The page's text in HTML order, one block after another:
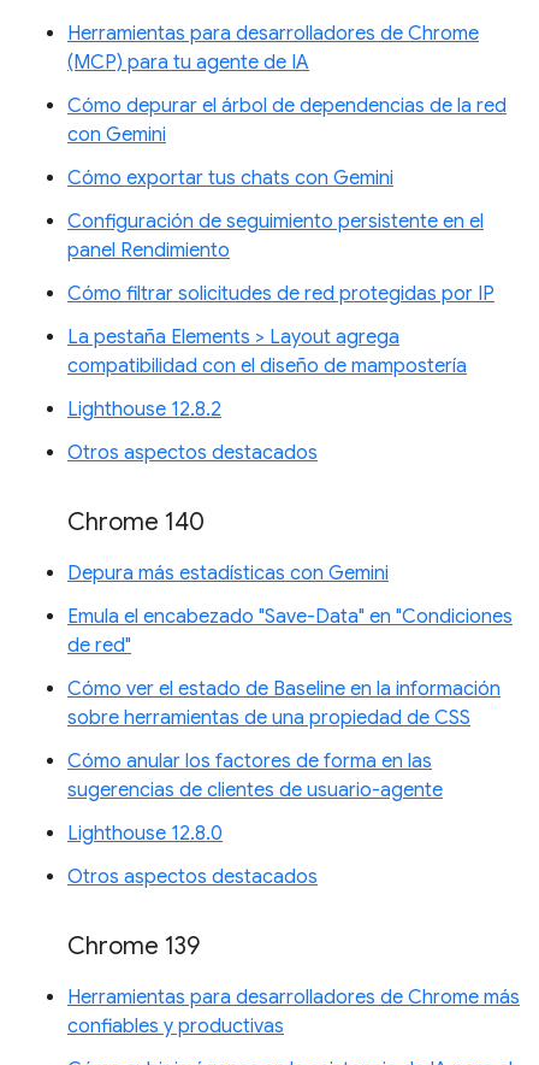
Herramientas para desarrolladores de Chrome
(MCP) para tu agente de IA
Cómo depurar el árbol de dependencias de la red
con Gemini
Cómo exportar tus chats con Gemini
Configuración de seguimiento persistente en el
panel Rendimiento
Cómo filtrar solicitudes de red protegidas por IP
La pestaña Elements > Layout agrega
compatibilidad con el diseño de mampostería
Lighthouse 12.8.2
Otros aspectos destacados
Chrome 140
Depura más estadísticas con Gemini
Emula el encabezado "Save-Data" en "Condiciones
de red"
Cómo ver el estado de Baseline en la información
sobre herramientas de una propiedad de CSS
Cómo anular los factores de forma en las
sugerencias de clientes de usuario-agente
Lighthouse 12.8.0
Otros aspectos destacados
Chrome 139
Herramientas para desarrolladores de Chrome más
confiables y productivas